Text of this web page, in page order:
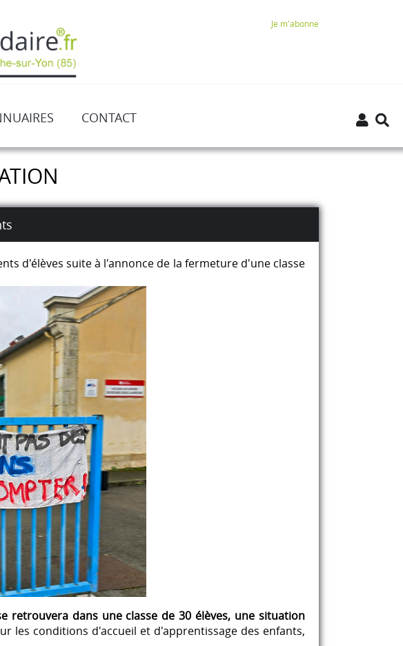
Je m'abonne
CONTACT
d'élèves suite à l'annonce de la fermeture d'une classe
retrouvera dans une classe de 30 élèves, une situation
les conditions d'accueil et d'apprentissage des enfants,